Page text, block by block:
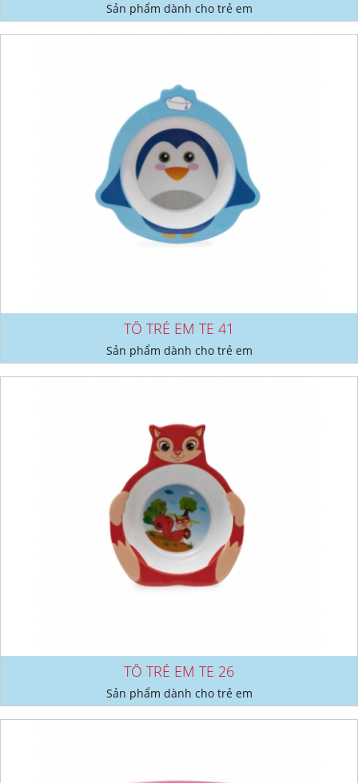
Sản phẩm dành cho trẻ em
TÔ TRẺ EM TE 41
Sản phẩm dành cho trẻ em
TÔ TRẺ EM TE 26
Sản phẩm dành cho trẻ em